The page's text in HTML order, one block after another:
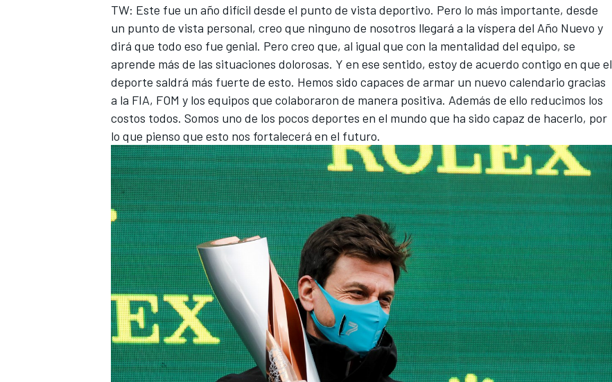
WRC
TW: Este fue un año difícil desde el punto de vista deportivo. Pero lo más importante, desde
un punto de vista personal, creo que ninguno de nosotros llegará a la víspera del Año Nuevo y
dirá que todo eso fue genial. Pero creo que, al igual que con la mentalidad del equipo, se
aprende más de las situaciones dolorosas. Y en ese sentido, estoy de acuerdo contigo en que el
deporte saldrá más fuerte de esto. Hemos sido capaces de armar un nuevo calendario gracias
a la FIA, FOM y los equipos que colaboraron de manera positiva. Además de ello reducimos los
costos todos. Somos uno de los pocos deportes en el mundo que ha sido capaz de hacerlo, por
lo que pienso que esto nos fortalecerá en el futuro.